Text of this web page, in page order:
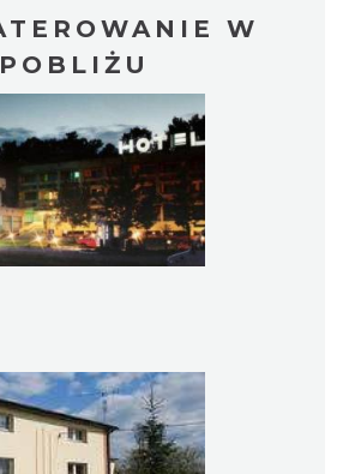
W
POBLIŻU